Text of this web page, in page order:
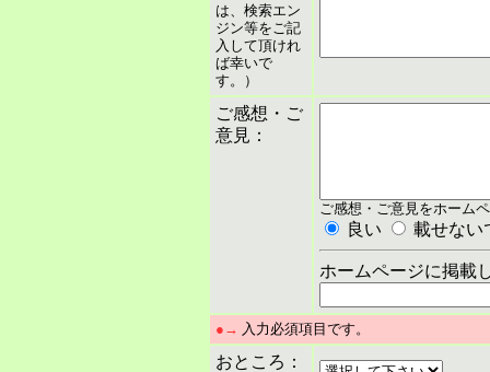
は、検索エン
ジン等をご記
入して頂けれ
ば幸いで
す。）
ご感想・ご
意見：
ご感想・ご意見をホーム
良い 載せない
ホームページに掲載
●→ 入力必須項目です。
おところ：